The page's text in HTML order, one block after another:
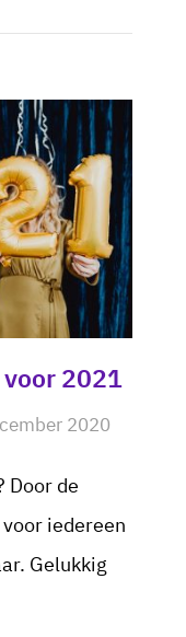
voor 2021
2020
Door de
iedereen
Gelukkig